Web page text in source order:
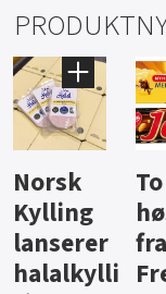
Knalltall
for Açai
Bowl
bli
i